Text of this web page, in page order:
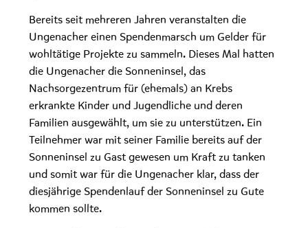
Bereits seit mehreren Jahren veranstalten die
Ungenacher einen Spendenmarsch um Gelder für
wohltätige Projekte zu sammeln. Dieses Mal hatten
die Ungenacher die Sonneninsel, das
Nachsorgezentrum für (ehemals) an Krebs
erkrankte Kinder und Jugendliche und deren
Familien ausgewählt, um sie zu unterstützen. Ein
Teilnehmer war mit seiner Familie bereits auf der
Sonneninsel zu Gast gewesen um Kraft zu tanken
und somit war für die Ungenacher klar, dass der
diesjährige Spendenlauf der Sonneninsel zu Gute
kommen sollte.